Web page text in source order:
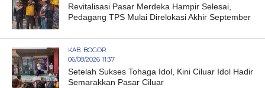
Revitalisasi Pasar Merdeka Hampir Selesai,
Pedagang TPS Mulai Direlokasi Akhir September
KAB. BOGOR
06/08/2026 11:37
Setelah Sukses Tohaga Idol, Kini Ciluar Idol Hadir
Semarakkan Pasar Ciluar